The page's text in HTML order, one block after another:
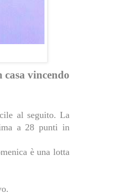
vincendo
al seguito. La
a 28 punti in
è una lotta